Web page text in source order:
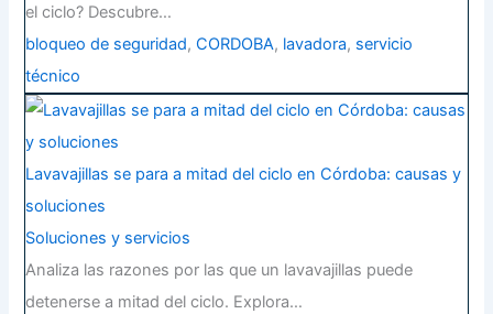
el ciclo? Descubre…
bloqueo de seguridad,CORDOBA, lavadora, servicio
técnico
Lavavajillas se para a mitad del ciclo en Córdoba: causas y
soluciones
Soluciones y servicios
Analiza las razones por las que un lavavajillas puede
detenerse a mitad del ciclo. Explora…